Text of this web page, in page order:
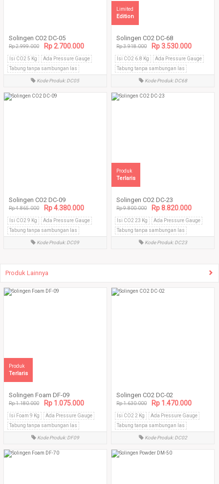
Solingen CO2 DC-05
Rp 2.999.000 Rp 2.700.000
Isi CO2 5 Kg
Ada Pressure Gauge
Tabung tanpa sambungan las
Kode Produk: DC05
Solingen CO2 DC-68
Limited
Edition
Rp 3.918.000 Rp 3.530.000
Isi CO2 6.8 Kg
Ada Pressure Gauge
Tabung tanpa sambungan las
Kode Produk: DC68
Solingen CO2 DC-09
Rp 4.865.000 Rp 4.380.000
Isi CO2 9 Kg
Ada Pressure Gauge
Tabung tanpa sambungan las
Kode Produk: DC09
Solingen CO2 DC-23
Produk
Terlaris
Rp 9.800.000 Rp 8.820.000
Isi CO2 23 Kg
Ada Pressure Gauge
Tabung tanpa sambungan las
Kode Produk: DC23
Produk Lainnya
Solingen Foam DF-09
Produk
Terlaris
Rp 1.180.000 Rp 1.075.000
Isi Foam 9 Kg
Ada Pressure Gauge
Tabung tanpa sambungan las
Kode Produk: DF09
Solingen CO2 DC-02
Rp 1.630.000 Rp 1.470.000
Isi CO2 2 Kg
Ada Pressure Gauge
Tabung tanpa sambungan las
Kode Produk: DC02